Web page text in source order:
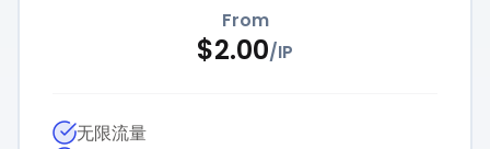
From
$2.00/IP
无限流量